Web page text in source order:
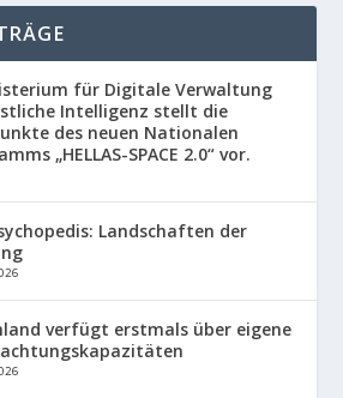
für Digitale Verwaltung
Intelligenz stellt die
des neuen Nationalen
„HELLAS-SPACE 2.0“ vor.
Landschaften der
verfügt erstmals über eigene